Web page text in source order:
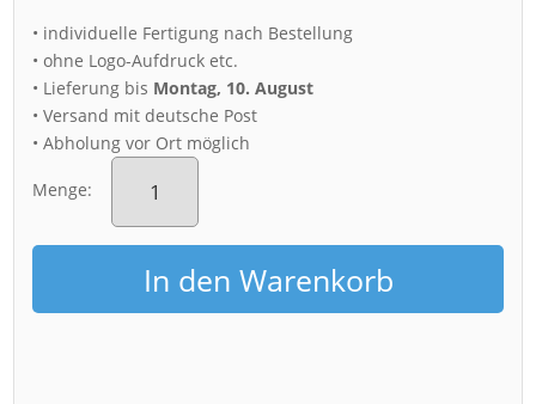
• individuelle Fertigung nach Bestellung
• ohne Logo-Aufdruck etc.
• Lieferung bis Montag, 10. August
• Versand mit deutsche Post
• Abholung vor Ort möglich
Menge:
Fotoabzug
(01283)
Skyline
Menge
In den Warenkorb